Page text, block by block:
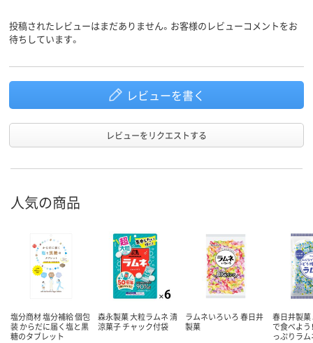
投稿されたレビューはまだありません。お客様のレビューコメントをお
待ちしています。
レビューを書く
レビューをリクエストする
人気の商品
塩分商材 塩分補給 個包
装 からだに届く塩と黒
糖のタブレット
森永製菓 大粒ラムネ 清
涼菓子 チャック付袋
ラムネいろいろ 春日井
製菓
春日井製菓
で食べよう
っぷりラ